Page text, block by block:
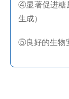
④显著促进糖
生成）
⑤良好的生物